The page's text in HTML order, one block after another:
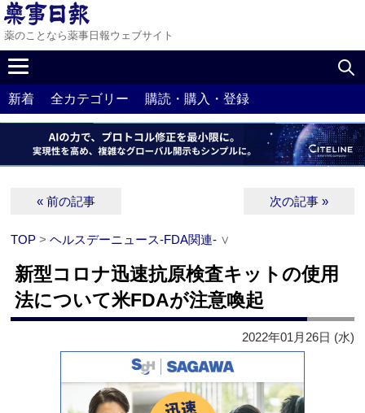
薬のことなら薬事日報ウェブサイト
新着 全カテゴリー 購読・購入・登録
« 前の記事 次の記事 »
TOP >ヘルスデーニュース‐FDA関連‐ ∨
新型コロナ迅速抗原検査キットの使用
法について米FDAが注意喚起
2022年01月26日 (水)